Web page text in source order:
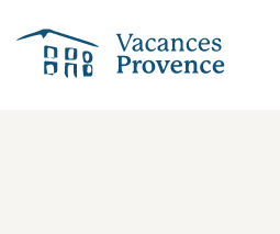
Vacances Provence